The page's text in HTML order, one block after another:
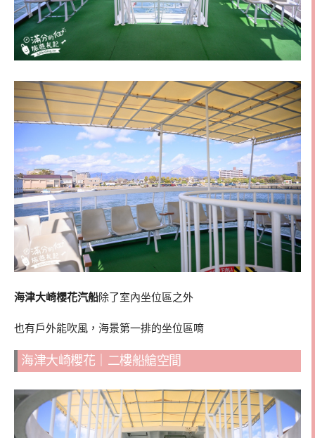
海津大崎櫻花汽船除了室內坐位區之外
也有戶外能吹風，海景第一排的坐位區唷
海津大崎櫻花｜二樓船艙空間